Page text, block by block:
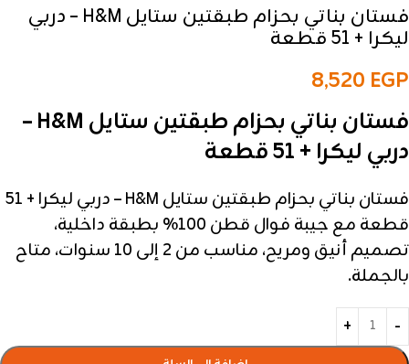
فستان بناتي بحزام طبقتين ستايل H&M – دربي
ليكرا + 51 قطعة
8,520 EGP
فستان بناتي بحزام طبقتين ستايل H&M –
دربي ليكرا + 51 قطعة
فستان بناتي بحزام طبقتين ستايل H&M – دربي ليكرا + 51
قطعة مع جيبة فوال قطن 100% بطبقة داخلية،
تصميم أنيق ومريح، مناسب من 2 إلى 10 سنوات، متاح
بالجملة.